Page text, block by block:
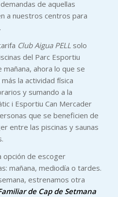
de aquellas
a nuestros centros para
Club Aigua PELL solo
del Parc Esportiu
ahora lo que se
la actividad física
y sumando a la
i Esportiu Can Mercader
que se beneficien de
entre las piscinas y saunas
opción de escoger
mañana, mediodía o tardes.
estrenamos otra
de Cap de Setmana